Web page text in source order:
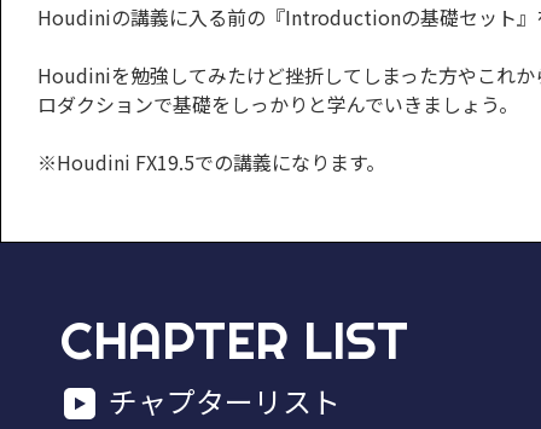
Houdiniの講義に入る前の『Introductionの基礎セット』
Houdiniを勉強してみたけど挫折してしまった方やこれ
ロダクションで基礎をしっかりと学んでいきましょう。
※Houdini FX19.5での講義になります。
CHAPTER LIST
チャプターリスト